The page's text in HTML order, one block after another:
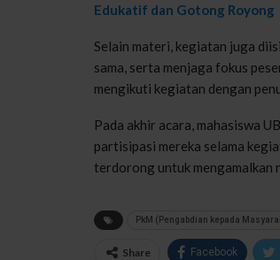
Edukatif dan Gotong Royong
Selain materi, kegiatan juga diisi
sama, serta menjaga fokus
mengikuti kegiatan dengan
Pada akhir acara, mahasiswa
partisipasi mereka selama
terdorong untuk mengamalkan
PkM (Pengabdian kepada
Share Facebook